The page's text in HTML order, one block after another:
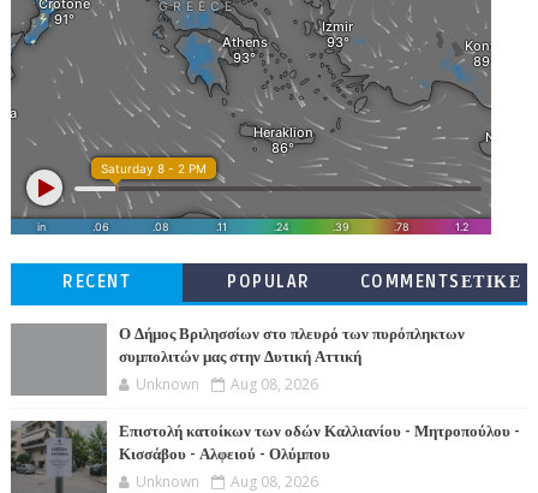
RECENT POPULAR
COMMENTSΕΤΙΚΕ
Ο Δήμος Βριλησσίων στο πλευρό των πυρόπληκτων
συμπολιτών μας στην Δυτική Αττική
Unknown Aug 08, 2026
Επιστολή κατοίκων των οδών Καλλιανίου - Μητροπούλου -
Κισσάβου - Αλφειού - Ολύμπου
Unknown Aug 08, 2026